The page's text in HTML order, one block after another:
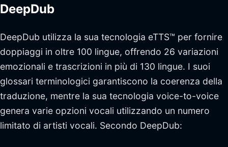
DeepDub
DeepDub utilizza la sua tecnologia eTTS™ per fornire
doppiaggi in oltre 100 lingue, offrendo 26 variazioni
emozionali e trascrizioni in più di 130 lingue. I suoi
glossari terminologici garantiscono la coerenza della
traduzione, mentre la sua tecnologia voice-to-voice
genera varie opzioni vocali utilizzando un numero
limitato di artisti vocali. Secondo DeepDub: